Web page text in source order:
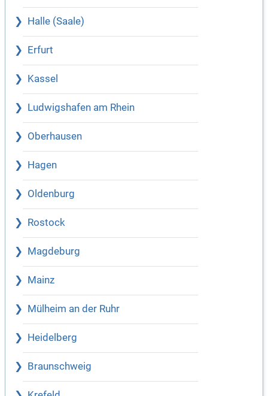
Halle (Saale)
Erfurt
Kassel
Ludwigshafen am Rhein
Oberhausen
Hagen
Oldenburg
Rostock
Magdeburg
Mainz
Mülheim an der Ruhr
Heidelberg
Braunschweig